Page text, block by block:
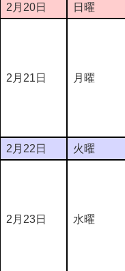
2月20日
日曜
2月21日 月曜
2月22日 火曜
2月23日 水曜